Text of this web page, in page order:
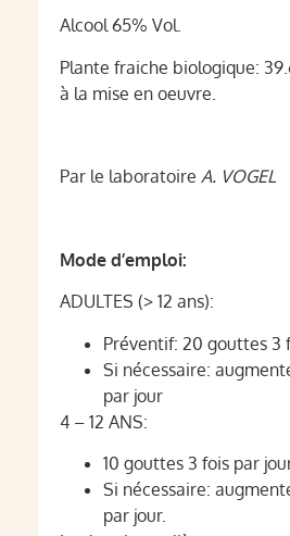
Alcool 65% Vol.
Plante fraiche biologique:
à la mise en oeuvre.
Par le laboratoire A. VOGEL
Mode d’emploi:
ADULTES (> 12 ans):
Préventif: 20 gouttes 3
Si nécessaire:
par jour
4 – 12 ANS:
10 gouttes 3 fois par
Si nécessaire:
par jour.